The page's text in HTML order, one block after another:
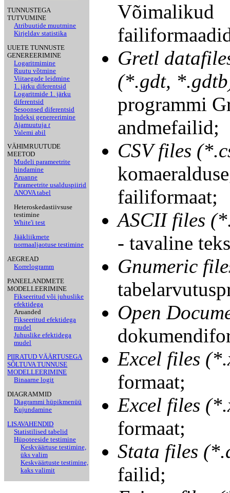
TUNNUSTEGA
TUTVUMINE
Atribuutide muutmine
Kirjeldav statistika
UUETE TUNNUSTE
GENEREERIMINE
Logaritmimine
Ruutu võtmine
Viitaegade leidmine
1. järku diferentsid
Logaritmide 1. järku
diferentsid
Sesoonsed diferentsid
Indeksi genereerimine
Ajamuutujat
Valemi abil
VÄHIMRUUTUDE
MEETOD
Mudeli parameetrite
hindamine
Aruanne
Parameetrite usalduspiirid
ANOVA tabel
Heteroskedastiivsuse
testimine
White'i test
Jääkliikmete
normaaljaotuse testimine
AEGREAD
Korrelogramm
PANEELANDMETE
MODELLEERIMINE
Fikseeritud või juhuslike
efektidega
Aruanded
Fikseeritud efektidega
mudel
Juhuslike efektidega
mudel
PIIRATUD VÄÄRTUSEGA
SÕLTUVA TUNNUSE
MODELLEERIMINE
Binaarne logit
DIAGRAMMID
Diagrammi hüpikmenüü
Kujundamine
LISAVAHENDID
Statistilised tabelid
Hüpoteeside testimine
Keskväärtuse testimine,
üks valim
Keskväärtuste testimine,
kaks valimit
Võimalikud
Gretl
(*.gdt,
programmi
andmefailid;
CSV files
failiformaat;
ASCII files
- tavaline
Gnumeric
Open
Excel files
formaat;
Excel files
formaat;
Stata files
failid;